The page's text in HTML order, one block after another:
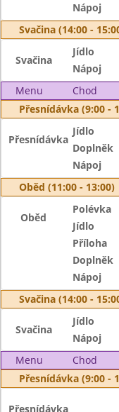
Nápoj
Svačina (14:00 -
Svačina
Jídlo
Nápoj
Menu
Chod
Přesnídávka (9:00 -
Přesnídávka
Jídlo
Doplněk
Nápoj
Oběd (11:00 - 13:00)
Oběd
Polévka
Jídlo
Příloha
Doplněk
Nápoj
Svačina (14:00 -
Svačina
Jídlo
Nápoj
Menu
Chod
Přesnídávka (9:00 -
Přesnídávka